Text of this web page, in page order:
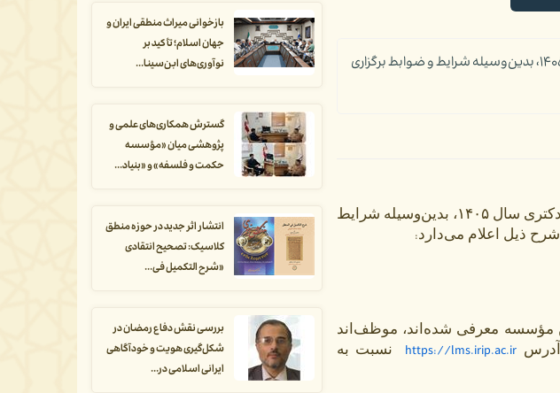
مؤسسۀ پژوهشی حکمت و فلسفۀ ایران ضمن تبریک به پذیرفته‌شدگان مرحلۀ اول آزمون دکتری سال ۱۴۰۵، بدین‌وسیله شرایط و ضوابط برگزاری
مؤسسۀ پژوهشی حکمت و فلسفۀ ایران ضمن تبریک به پذیرفته‌شدگان مرحلۀ اول آزمون دکتری سال ۱۴۰۵، بدین‌وسیله شرایط
ذیل اعلام می‌دارد:
مؤسسه معرفی شده‌اند، موظف‌اند
https://lms.irip.ac.ir
نسبت به
بازخوانی میراث منطقی ایران و
جهان اسلام؛ تأکید بر
نوآوری‌های ابن‌سینا...
گسترش همکاری‌های علمی و
پژوهشی میان «مؤسسه
حکمت و فلسفه» و «بنیاد...
انتشار اثر جدید در حوزه منطق
کلاسیک: تصحیح انتقادی
«شرح التکمیل فی...
بررسی نقش دفاع رمضان در
شکل‌گیری هویت و خودآگاهی
ایرانی اسلامی در...